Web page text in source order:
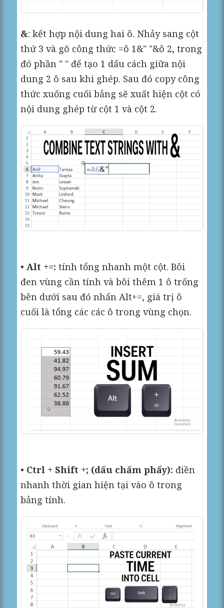
&: kết hợp nội dung hai ô. Nhảy sang cột
thứ 3 và gõ công thức =ô 1&" "&ô 2, trong
đó phần " " để tạo 1 dấu cách giữa nội
dung 2 ô sau khi ghép. Sau đó copy công
thức xuống cuối bảng sẽ xuất hiện cột có
nội dung ghép từ cột 1 và cột 2.
•Alt +=: tính tổng nhanh một cột. Bôi
đen vùng cần tính và bôi thêm 1 ô trống
bên dưới sau đó nhấn Alt+=, giá trị ô
cuối là tổng các các ô trong vùng chọn.
• Ctrl + Shift +; (dấu chấm phẩy): điền
nhanh thời gian hiện tại vào ô trong
bảng tính.